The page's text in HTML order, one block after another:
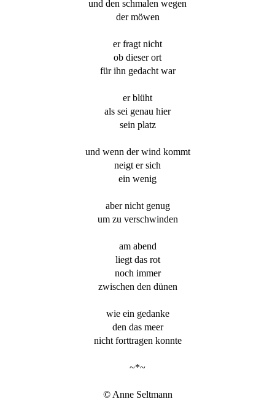
und den schmalen wegen
der möwen
er fragt nicht
ob dieser ort
für ihn gedacht war
er blüht
als sei genau hier
sein platz
und wenn der wind kommt
neigt er sich
ein wenig
aber nicht genug
um zu verschwinden
am abend
liegt das rot
noch immer
zwischen den dünen
wie ein gedanke
den das meer
nicht forttragen konnte
~*~
© Anne Seltmann